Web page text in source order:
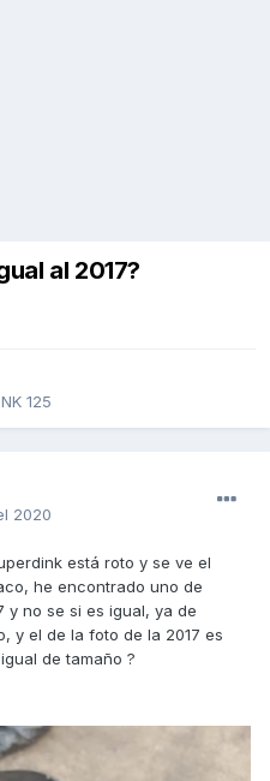
al 2017?
125
2020
está roto y se ve el
he encontrado uno de
y no se si es igual, ya de
y el de la foto de la 2017 es
de tamaño ?